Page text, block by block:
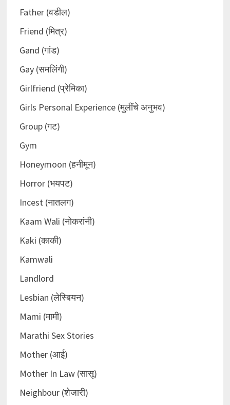
Father (वडील)
Friend (मित्र)
Gand (गांड)
Gay (समलिंगी)
Girlfriend (प्रेमिका)
Girls Personal Experience (मुलींचे अनुभव)
Group (गट)
Gym
Honeymoon (हनीमून)
Horror (भयपट)
Incest (नातलग)
Kaam Wali (नोकरांनी)
Kaki (काकी)
Kamwali
Landlord
Lesbian (लेस्बियन)
Mami (मामी)
Marathi Sex Stories
Mother (आई)
Mother In Law (सासू)
Neighbour (शेजारी)